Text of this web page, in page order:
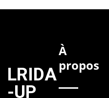
LRIDA
-UP
À
propos